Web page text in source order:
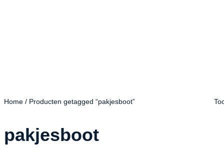
Home / Producten getagged “pakjesboot”
pakjesboot